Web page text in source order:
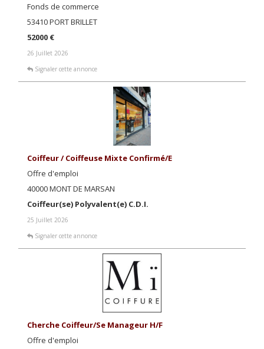
Fonds de commerce
53410 PORT BRILLET
52000 €
26 Juillet 2026
Signaler cette annonce
Coiffeur / Coiffeuse Mixte Confirmé/e
Offre d'emploi
40000 MONT DE MARSAN
Coiffeur(se) Polyvalent(e) C.D.I.
25 Juillet 2026
Signaler cette annonce
Cherche Coiffeur/se Manageur H/f
Offre d'emploi